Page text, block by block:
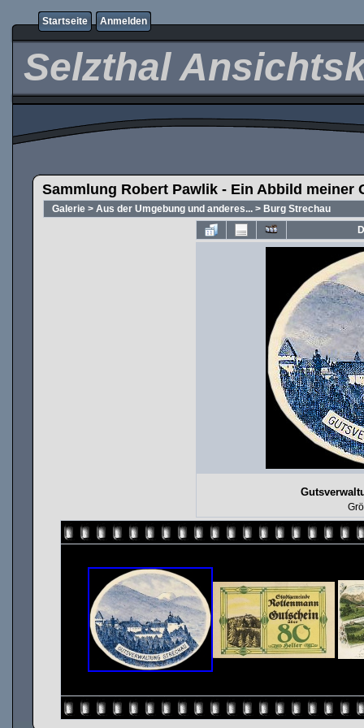
Startseite Anmelden
Selzthal
Sammlung Robert Pawlik - Ein Abbild meiner
Galerie > Aus der Umgebung und anderes... > Burg Strechau